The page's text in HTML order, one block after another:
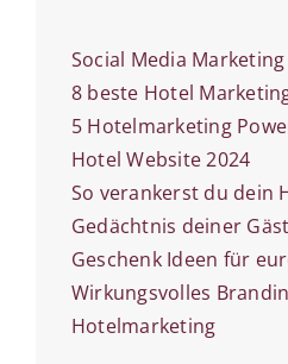
Social Media Marketing
8 beste Hotel
5 Hotelmarketing
Hotel Website 2024
So verankerst du dein
Gedächtnis deiner
Geschenk Ideen für
Wirkungsvolles
Hotelmarketing